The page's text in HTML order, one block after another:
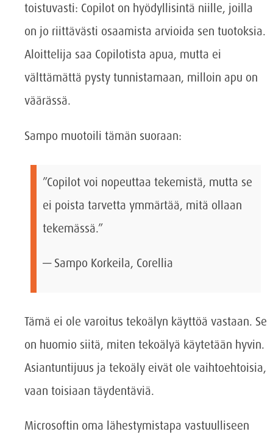
toistuvasti: Copilot on hyödyllisintä niille, joilla
on jo riittävästi osaamista arvioida sen tuotoksia.
Aloittelija saa Copilotista apua, mutta ei
välttämättä pysty tunnistamaan, milloin apu on
väärässä.
Sampo muotoili tämän suoraan:
”Copilot voi nopeuttaa tekemistä, mutta se
ei poista tarvetta ymmärtää, mitä ollaan
tekemässä.”
— Sampo Korkeila, Corellia
Tämä ei ole varoitus tekoälyn käyttöä vastaan. Se
on huomio siitä, miten tekoälyä käytetään hyvin.
Asiantuntijuus ja tekoäly eivät ole vaihtoehtoisia,
vaan toisiaan täydentäviä.
Microsoftin oma lähestymistapa vastuulliseen